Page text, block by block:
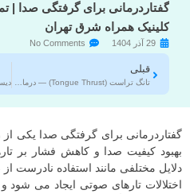
گفتاردرمانی برای گرفتگی صدا |
کلینیک همراه شرق تهران
29 آذر 1404 No Comments
قبلی
تانگ تراست (Tongue Thrust) — درمان و بازتوانی در کلینیک همراه شرق تهران
گفتاردرمانی برای گرفتگی صدا یکی
بهبود کیفیت صدا و کاهش فشار بر
دلایل مختلفی مانند استفاده نادرست
اختلالات تارهای صوتی ایجاد می شود